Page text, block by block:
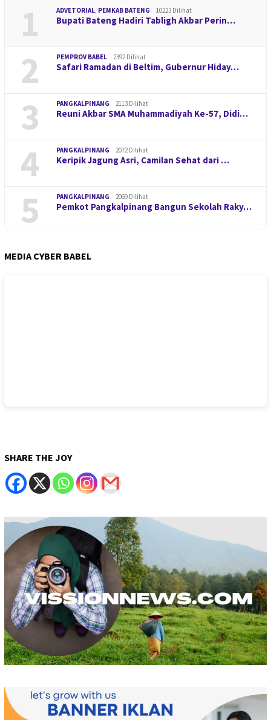
1 ADVETORIAL, PEMKAB BATENG 10223 Dilihat
Bupati Bateng Hadiri Tabligh Akbar Perin…
2 PEMPROV BABEL 2392 Dilihat
Safari Ramadan di Beltim, Gubernur Hiday…
3 PANGKALPINANG 2113 Dilihat
Reuni Akbar SMA Muhammadiyah Ke-57, Didi…
4 PANGKALPINANG 2072 Dilihat
Keripik Jagung Asri, Camilan Sehat dari …
5 PANGKALPINANG 2069 Dilihat
Pemkot Pangkalpinang Bangun Sekolah Raky…
MEDIA CYBER BABEL
SHARE THE JOY